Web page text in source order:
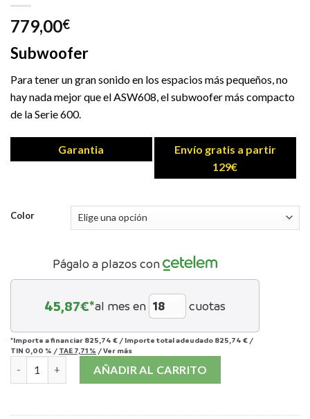
779,00€
Subwoofer
Para tener un gran sonido en los espacios más pequeños, no
hay nada mejor que el ASW608, el subwoofer más compacto
de la Serie 600.
Garantia
Envío gratis a partir
129€
Color
Págalo a plazos con
45,87€*al mes en cuotas
*Importe a financiar 825,74 € / Importe total adeudado 825,74 € /
TIN 0,00 % / TAE 7,71 % /Ver más
BOWERS & WILKINS ASW608 cantidad
AÑADIR AL CARRITO